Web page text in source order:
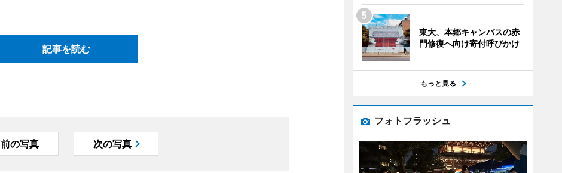
記事を読む
前の写真 次の写真
東大、本郷キャンパスの赤
門修復へ向け寄付呼びかけ
もっと見る
フォトフラッシュ